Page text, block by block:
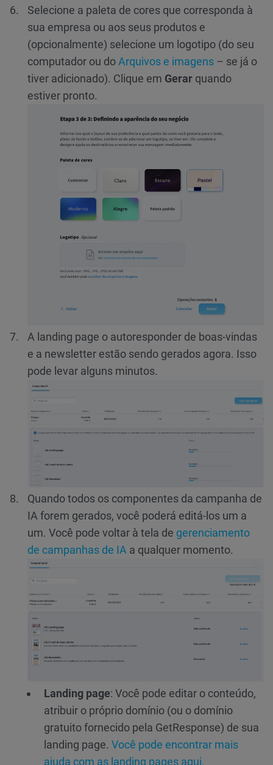
Selecione a paleta de cores que corresponda à
sua empresa ou aos seus produtos e
(opcionalmente) selecione um logotipo (do seu
computador ou doArquivos e imagens – se já o
tiver adicionado). Clique em Gerar quando
estiver pronto.
A landing page o autoresponder de boas-vindas
e a newsletter estão sendo gerados agora. Isso
pode levar alguns minutos.
Quando todos os componentes da campanha de
IA forem gerados, você poderá editá-los um a
um. Você pode voltar à tela de gerenciamento
de campanhas de IA a qualquer momento.
Landing page: Você pode editar o conteúdo,
atribuir o próprio domínio (ou o domínio
gratuito fornecido pela GetResponse) de sua
landing page. Você pode encontrar mais
ajuda com as landing pages aqui.